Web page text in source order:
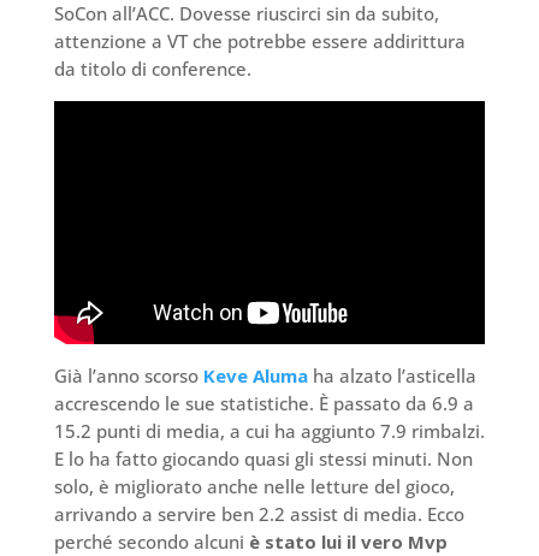
SoCon all’ACC. Dovesse riuscirci sin da subito,
attenzione a VT che potrebbe essere addirittura
da titolo di conference.
Già l’anno scorso Keve Alumaha alzato l’asticella
accrescendo le sue statistiche. È passato da 6.9 a
15.2 punti di media, a cui ha aggiunto 7.9 rimbalzi.
E lo ha fatto giocando quasi gli stessi minuti. Non
solo, è migliorato anche nelle letture del gioco,
arrivando a servire ben 2.2 assist di media. Ecco
perché secondo alcuni è stato lui il vero Mvp